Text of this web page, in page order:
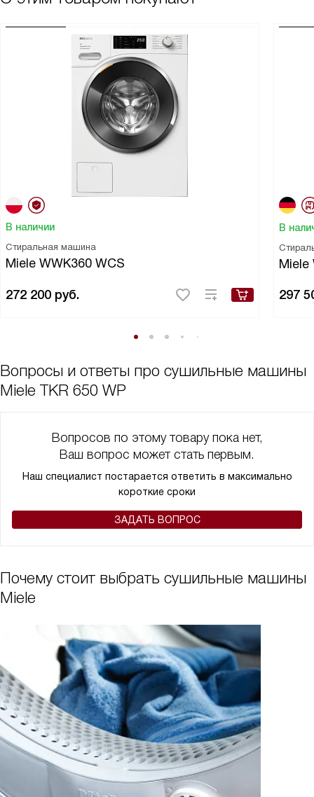
В наличии
Стиральная машина
Miele WWK360 WCS
272 200 руб.
В
Miele
297
Вопросы и ответы про сушильные машины
Miele TKR 650 WP
Вопросов по этому товару пока нет,
Ваш вопрос может стать первым.
Наш специалист постарается ответить в максимально
короткие сроки
ЗАДАТЬ ВОПРОС
Почему стоит выбрать сушильные машины
Miele